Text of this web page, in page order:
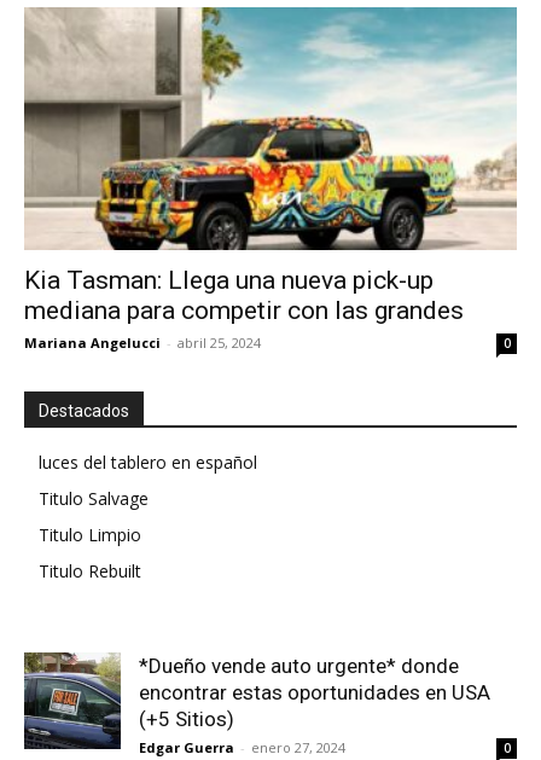
Kia Tasman: Llega una nueva pick-up
mediana para competir con las grandes
Mariana Angelucci - abril 25, 2024 0
Destacados
luces del tablero en español
Titulo Salvage
Titulo Limpio
Titulo Rebuilt
*Dueño vende auto urgente* donde
encontrar estas oportunidades en USA
(+5 Sitios)
Edgar Guerra - enero 27, 2024 0